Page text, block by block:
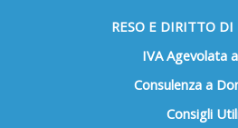
RESO E DIRITTO DI
IVA Agevolata
Consulenza a
Consigli